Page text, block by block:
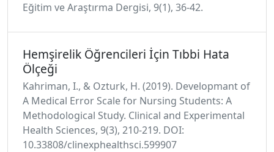
Eğitim ve Araştırma Dergisi, 9(1), 36-42.
Hemşirelik Öğrencileri İçin Tıbbi Hata
Ölçeği
Kahriman, I., & Ozturk, H. (2019). Developmant of
A Medical Error Scale for Nursing Students: A
Methodological Study. Clinical and Experimental
Health Sciences, 9(3), 210-219. DOI:
10.33808/clinexphealthsci.599907